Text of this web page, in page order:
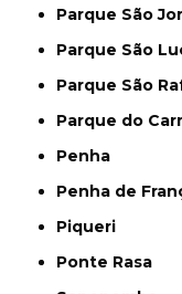
Parque São
Parque São
Parque São
Parque do
Penha
Penha de
Piqueri
Ponte Rasa